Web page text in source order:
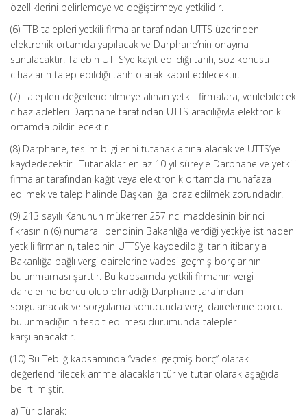
özelliklerini belirlemeye ve değiştirmeye yetkilidir.
(6) TTB talepleri yetkili firmalar tarafından UTTS üzerinden
elektronik ortamda yapılacak ve Darphane’nin onayına
sunulacaktır. Talebin UTTS’ye kayıt edildiği tarih, söz konusu
cihazların talep edildiği tarih olarak kabul edilecektir.
(7) Talepleri değerlendirilmeye alınan yetkili firmalara, verilebilecek
cihaz adetleri Darphane tarafından UTTS aracılığıyla elektronik
ortamda bildirilecektir.
(8) Darphane, teslim bilgilerini tutanak altına alacak ve UTTS’ye
kaydedecektir. Tutanaklar en az 10 yıl süreyle Darphane ve yetkili
firmalar tarafından kağıt veya elektronik ortamda muhafaza
edilmek ve talep halinde Başkanlığa ibraz edilmek zorundadır.
(9) 213 sayılı Kanunun mükerrer 257 nci maddesinin birinci
fıkrasının (6) numaralı bendinin Bakanlığa verdiği yetkiye istinaden
yetkili firmanın, talebinin UTTS’ye kaydedildiği tarih itibarıyla
Bakanlığa bağlı vergi dairelerine vadesi geçmiş borçlarının
bulunmaması şarttır. Bu kapsamda yetkili firmanın vergi
dairelerine borcu olup olmadığı Darphane tarafından
sorgulanacak ve sorgulama sonucunda vergi dairelerine borcu
bulunmadığının tespit edilmesi durumunda talepler
karşılanacaktır.
(10) Bu Tebliğ kapsamında “vadesi geçmiş borç” olarak
değerlendirilecek amme alacakları tür ve tutar olarak aşağıda
belirtilmiştir.
a) Tür olarak: